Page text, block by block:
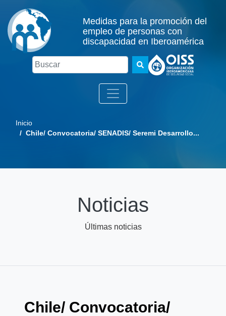
Medidas para la promoción del
empleo de personas con
discapacidad en Iberoamérica
Buscar
Inicio
/ Chile/ Convocatoria/ SENADIS/ Seremi Desarrollo...
Noticias
Últimas noticias
Chile/ Convocatoria/